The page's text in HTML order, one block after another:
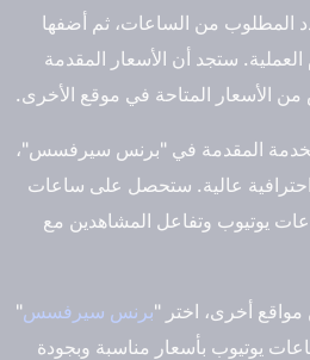
المطلوب من الساعات، ثم أضفها
ستجد أن الأسعار المقدمة
الأسعار المتاحة في موقع الأخرى.
المقدمة في "برنس سيرفسس"،
عالية. ستحصل على ساعات
يوتيوب وتفاعل المشاهدين مع
أخرى، اختر "برنس سيرفسس"
يوتيوب بأسعار مناسبة وبجودة